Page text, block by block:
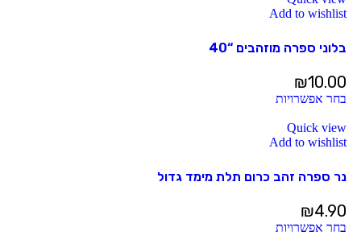
Add to wishlist
בלוני ספרה מוזהבים “40
₪10.00
בחר אפשרויות
Quick view
Add to wishlist
נר ספרה זהב כרום תלת מימד גדול
₪4.90
בחר אפשרויות